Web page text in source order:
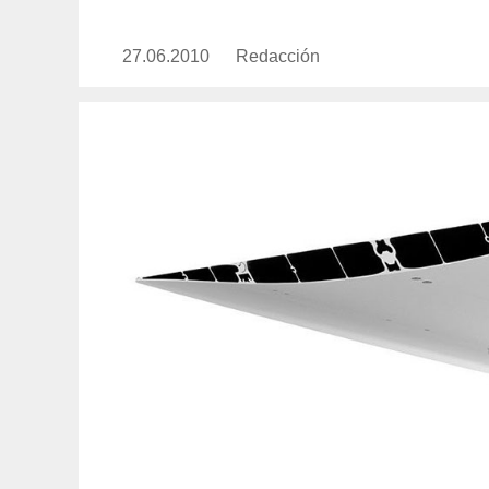
Publicado
27.06.2010 https://www.experimenta.es/
Redacción